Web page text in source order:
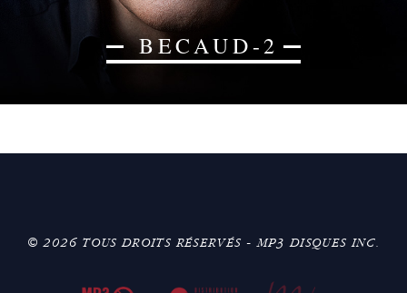
BECAUD-2
© 2026 TOUS DROITS RÉSERVÉS - MP3 DISQUES INC.